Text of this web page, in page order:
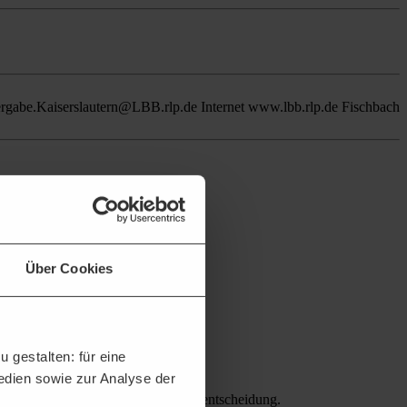
Über Cookies
gestalten: für eine
sowie zur Analyse der
Internet www.lbb.rlp.de Fischbach
Bietern erleichtern die Teilnahmeentscheidung.